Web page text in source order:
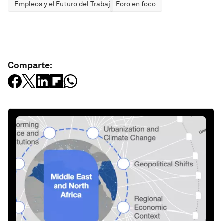
Empleos y el Futuro del Trabajo Foro en foco
Comparte: